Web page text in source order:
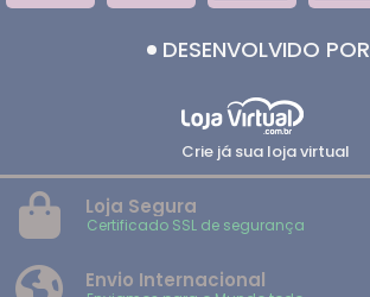
DESENVOLVIDO POR
Crie já sua loja virtual
Loja Segura
Certificado SSL de segurança
Envio Internacional